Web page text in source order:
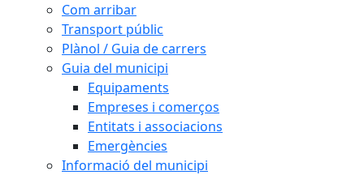
Com arribar
Transport públic
Plànol / Guia de carrers
Guia del municipi
Equipaments
Empreses i comerços
Entitats i associacions
Emergències
Informació del municipi